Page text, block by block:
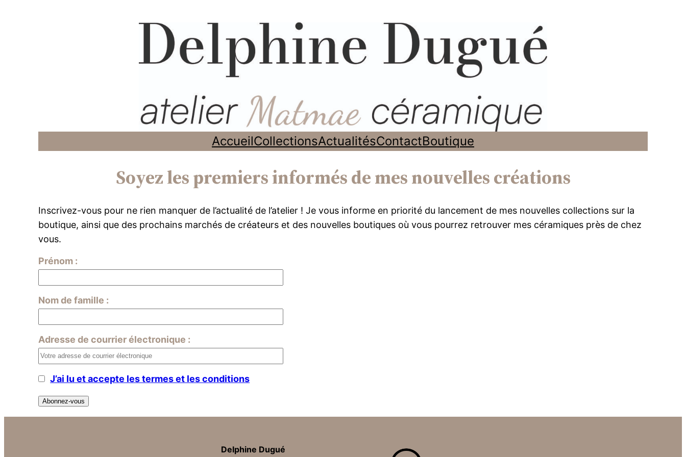
AccueilCollectionsActualitésContactBoutique
Soyez les premiers informés de mes nouvelles créations
Inscrivez-vous pour ne rien manquer de l’actualité de l’atelier ! Je vous informe en priorité du lancement de mes nouvelles collections sur la
boutique, ainsi que des prochains marchés de créateurs et des nouvelles boutiques où vous pourrez retrouver mes céramiques près de chez
vous.
Prénom :
Nom de famille :
Adresse de courrier électronique :
J’ai lu et accepte les termes et les conditions
Delphine Dugué